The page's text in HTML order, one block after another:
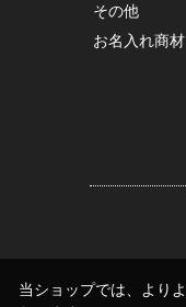
その他
お名入れ商材
当ショップでは、より